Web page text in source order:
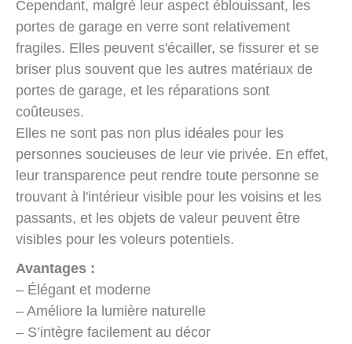
Cependant, malgré leur aspect éblouissant, les
portes de garage en verre sont relativement
fragiles. Elles peuvent s'écailler, se fissurer et se
briser plus souvent que les autres matériaux de
portes de garage, et les réparations sont
coûteuses.
Elles ne sont pas non plus idéales pour les
personnes soucieuses de leur vie privée. En effet,
leur transparence peut rendre toute personne se
trouvant à l'intérieur visible pour les voisins et les
passants, et les objets de valeur peuvent être
visibles pour les voleurs potentiels.
Avantages :
– Élégant et moderne
– Améliore la lumière naturelle
– S’intègre facilement au décor